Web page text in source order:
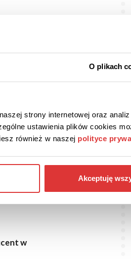
O plikach
strony internetowej oraz
ustawienia plików cookies
również w naszej polityce
Akceptuję
za wysyłkę!
w niskich
w